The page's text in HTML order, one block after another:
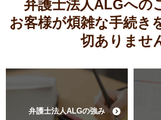
弁護士法人ALGへの
お客様が煩雑な手続き
切ありませ
弁護士法人ALGの強み